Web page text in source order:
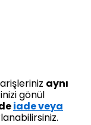
aynı
gönül
iade veya